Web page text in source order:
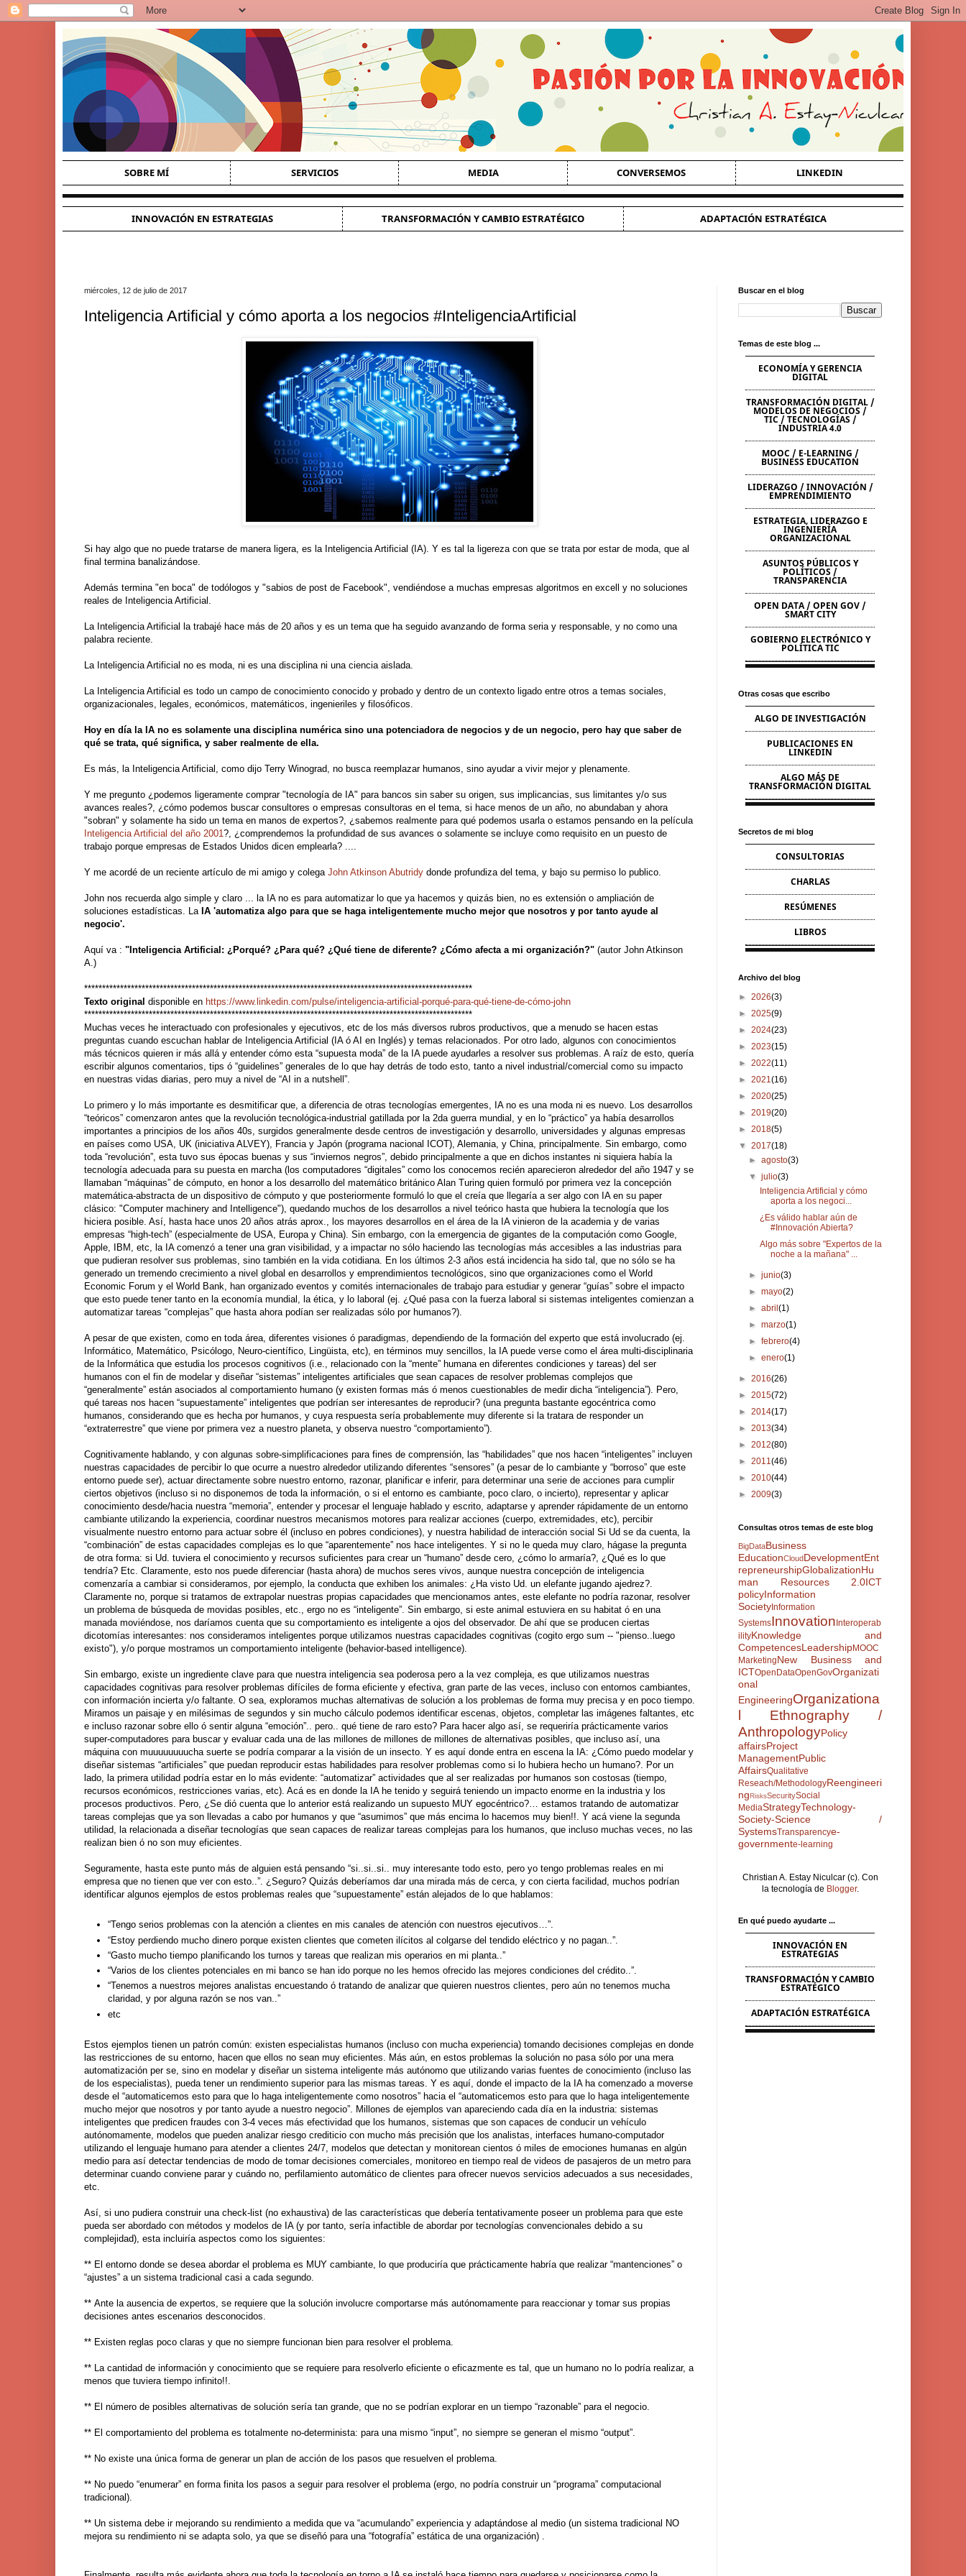
SOBRE MÍ SERVICIOS MEDIA CONVERSEMOS LINKEDIN
INNOVACIÓN EN ESTRATEGIAS TRANSFORMACIÓN Y CAMBIO ESTRATÉGICO ADAPTACIÓN ESTRATÉGICA
miércoles, 12 de julio de 2017
Inteligencia Artificial y cómo aporta a los negocios #InteligenciaArtificial
Si hay algo que no puede tratarse de manera ligera, es la Inteligencia Artificial (IA). Y es tal la ligereza con que se trata por estar de moda, que al
final termina banalizándose.
Además termina "en boca" de todólogos y "sabios de post de Facebook", vendiéndose a muchas empresas algoritmos en excell y no soluciones
reales de Inteligencia Artificial.
La Inteligencia Artificial la trabajé hace más de 20 años y es un tema que ha seguido avanzando de forma seria y responsable, y no como una
palabra reciente.
La Inteligencia Artificial no es moda, ni es una disciplina ni una ciencia aislada.
La Inteligencia Artificial es todo un campo de conocimiento conocido y probado y dentro de un contexto ligado entre otros a temas sociales,
organizacionales, legales, económicos, matemáticos, ingenieriles y filosóficos.
Hoy en día la IA no es solamente una disciplina numérica sino una potenciadora de negocios y de un negocio, pero hay que saber de
qué se trata, qué significa, y saber realmente de ella.
Es más, la Inteligencia Artificial, como dijo Terry Winograd, no busca reemplazar humanos, sino ayudar a vivir mejor y plenamente.
Y me pregunto ¿podemos ligeramente comprar "tecnología de IA" para bancos sin saber su origen, sus implicancias, sus limitantes y/o sus
avances reales?, ¿cómo podemos buscar consultores o empresas consultoras en el tema, si hace menos de un año, no abundaban y ahora
"sobran" y solamente ha sido un tema en manos de expertos?, ¿sabemos realmente para qué podemos usarla o estamos pensando en la película
Inteligencia Artificial del año 2001?, ¿comprendemos la profundidad de sus avances o solamente se incluye como requisito en un puesto de
trabajo porque empresas de Estados Unidos dicen emplearla? ....
Y me acordé de un reciente artículo de mi amigo y colega John Atkinson Abutridy donde profundiza del tema, y bajo su permiso lo publico.
John nos recuerda algo simple y claro ... la IA no es para automatizar lo que ya hacemos y quizás bien, no es extensión o ampliación de
soluciones estadísticas. La IA 'automatiza algo para que se haga inteligentemente mucho mejor que nosotros y por tanto ayude al
negocio'.
Aquí va : "Inteligencia Artificial: ¿Porqué? ¿Para qué? ¿Qué tiene de diferente? ¿Cómo afecta a mi organización?" (autor John Atkinson
A.)
************************************************************************************************************
Texto original disponible en https://www.linkedin.com/pulse/inteligencia-artificial-porqué-para-qué-tiene-de-cómo-john
************************************************************************************************************
Muchas veces he interactuado con profesionales y ejecutivos, etc de los más diversos rubros productivos, que a menudo se hacen estas
preguntas cuando escuchan hablar de Inteligencia Artificial (IA ó AI en Inglés) y temas relacionados. Por otro lado, algunos con conocimientos
más técnicos quieren ir más allá y entender cómo esta “supuesta moda” de la IA puede ayudarles a resolver sus problemas. A raíz de esto, quería
escribir algunos comentarios, tips ó “guidelines” generales de lo que hay detrás de todo esto, tanto a nivel industrial/comercial como su impacto
en nuestras vidas diarias, pero muy a nivel de “AI in a nutshell”.
Lo primero y lo más importante es desmitificar que, a diferencia de otras tecnologías emergentes, IA no es una moda ni es nuevo. Los desarrollos
“teóricos” comenzaron antes que la revolución tecnológica-industrial gatillada por la 2da guerra mundial, y en lo “práctico” ya había desarrollos
importantes a principios de los años 40s, surgidos generalmente desde centros de investigación y desarrollo, universidades y algunas empresas
en países como USA, UK (iniciativa ALVEY), Francia y Japón (programa nacional ICOT), Alemania, y China, principalmente. Sin embargo, como
toda “revolución”, esta tuvo sus épocas buenas y sus “inviernos negros”, debido principalmente a que en dichos instantes ni siquiera había la
tecnología adecuada para su puesta en marcha (los computadores “digitales” como los conocemos recién aparecieron alrededor del año 1947 y se
llamaban “máquinas” de cómputo, en honor a los desarrollo del matemático británico Alan Turing quien formuló por primera vez la concepción
matemática-abstracta de un dispositivo de cómputo y que posteriormente formuló lo que el creía que llegaría a ser algo con IA en su paper
clásico: "Computer machinery and Intelligence"), quedando muchos de los desarrollos a nivel teórico hasta que hubiera la tecnología que los
hiciera posible. Así, hasta hace unos 20 años atrás aprox., los mayores desarrollos en el área de la IA vinieron de la academia y de varias
empresas “high-tech” (especialmente de USA, Europa y China). Sin embargo, con la emergencia de gigantes de la computación como Google,
Apple, IBM, etc, la IA comenzó a tener una gran visibilidad, y a impactar no sólo haciendo las tecnologías más accesibles a las industrias para
que pudieran resolver sus problemas, sino también en la vida cotidiana. En los últimos 2-3 años está incidencia ha sido tal, que no sólo se ha
generado un tremendo crecimiento a nivel global en desarrollos y emprendimientos tecnológicos, sino que organizaciones como el World
Economic Forum y el World Bank, han organizado eventos y comités internacionales de trabajo para estudiar y generar “guías” sobre el impacto
que esto puede tener tanto en la economía mundial, la ética, y lo laboral (ej. ¿Qué pasa con la fuerza laboral si sistemas inteligentes comienzan a
automatizar tareas “complejas” que hasta ahora podían ser realizadas sólo por humanos?).
A pesar de que existen, como en toda área, diferentes visiones ó paradigmas, dependiendo de la formación del experto que está involucrado (ej.
Informático, Matemático, Psicólogo, Neuro-científico, Lingüista, etc), en términos muy sencillos, la IA puede verse como el área multi-disciplinaria
de la Informática que estudia los procesos cognitivos (i.e., relacionado con la “mente” humana en diferentes condiciones y tareas) del ser
humanos con el fin de modelar y diseñar “sistemas” inteligentes artificiales que sean capaces de resolver problemas complejos que
“generalmente” están asociados al comportamiento humano (y existen formas más ó menos cuestionables de medir dicha “inteligencia”). Pero,
qué tareas nos hacen “supuestamente” inteligentes que podrían ser interesantes de reproducir? (una pregunta bastante egocéntrica como
humanos, considerando que es hecha por humanos, y cuya respuesta sería probablemente muy diferente si la tratara de responder un
“extraterrestre” que viene por primera vez a nuestro planeta, y observa nuestro “comportamiento”).
Cognitivamente hablando, y con algunas sobre-simplificaciones para fines de comprensión, las “habilidades” que nos hacen “inteligentes” incluyen
nuestras capacidades de percibir lo que ocurre a nuestro alrededor utilizando diferentes “sensores” (a pesar de lo cambiante y “borroso” que este
entorno puede ser), actuar directamente sobre nuestro entorno, razonar, planificar e inferir, para determinar una serie de acciones para cumplir
ciertos objetivos (incluso si no disponemos de toda la información, o si el entorno es cambiante, poco claro, o incierto), representar y aplicar
conocimiento desde/hacia nuestra “memoria”, entender y procesar el lenguaje hablado y escrito, adaptarse y aprender rápidamente de un entorno
cambiante utilizando la experiencia, coordinar nuestros mecanismos motores para realizar acciones (cuerpo, extremidades, etc), percibir
visualmente nuestro entorno para actuar sobre él (incluso en pobres condiciones), y nuestra habilidad de interacción social Si Ud se da cuenta, la
“combinación” de estas capacidades complejas es lo que “aparentemente” nos hace inteligentes. Y si no le queda muy claro, hágase la pregunta
de otra forma: si Ud. tuviera el conocimiento y recursos suficientes para crear un “humano” desde cero, ¿cómo lo armaría?, ¿Qué es lo que
tendría? Etc. Claramente, esto nos puede diferenciar (hasta ahora) de muchos seres vivos, aunque nuestra concepción de inteligencia
comenzaría a cambiar si consideramos, por ejemplo, la conducta que exhiben los animales: ¿Ha visto Ud. un elefante jugando ajedrez?.
Claramente no, porque si tratamos de extrapolar nuestras propias capacidades que mencionamos antes, este elefante no podría razonar, resolver
un problema de búsqueda de movidas posibles, etc., ergo no es “inteligente”. Sin embargo, si este animal estuviera en su habitat ó en una
manada moviéndose, nos daríamos cuenta que su comportamiento es inteligente a ojos del observador. De ahí que se producen ciertas
dicotomías interesantes: nos consideramos inteligentes porque utilizamos nuestras capacidades cognitivas (cogito ergo sum -- "pienso..luego
existo"), y/o porque mostramos un comportamiento inteligente (behavior-based intelligence).
Sin embargo, existe un ingrediente clave para que nuestra inteligencia sea poderosa pero a la vez compleja, es que utilizamos nuestras
capacidades cognitivas para resolver problemas difíciles de forma eficiente y efectiva, gran parte de las veces, incluso con entornos cambiantes,
con información incierta y/o faltante. O sea, exploramos muchas alternativas de solución a los problemas de forma muy precisa y en poco tiempo.
Miramos un paisaje y en milésimas de segundos y sin mucho cálculo podemos identificar escenas, objetos, completar las imágenes faltantes, etc
e incluso razonar sobre ello ó sentir alguna “emoción”.. pero.. qué tiene de raro esto? Para hacer algo así, se requeriría prácticamente varios
super-computadores para buscar y evaluar cada una de las millones de millones de millones de alternativas posibles, que incluso así, una
máquina con muuuuuuuucha suerte se podría comparar a la visión de un insecto. Y es aquí donde entra en escena la IA: ¿Cómo puedo modelar y
diseñar sistemas “artificiales” que puedan reproducir estas habilidades para resolver problemas como si lo hubiera hecho un humano?. Por un
lado, la primera utilidad podría estar en lo más evidente: “automatizar” actividades que al ser realizadas por humanos son costosas (tiempo,
recursos económicos, restricciones varias, etc). Acá es en donde la IA he tenido y seguirá teniendo un impacto enorme en la industria y los
procesos productivos. Pero, ¿Se dió cuenta que lo anterior está realizando un supuesto MUY egocéntrico?… estamos tratando de automatizar
tareas complejas que ya son llevadas a cabo por humanos y que “asumimos” que más encima lo hacemos muy bien!!. Y acá viene la segunda
utilidad, la relacionada a diseñar tecnologías que sean capaces de realizar tareas complejas para los humanos, que incluso muchas veces, no las
realizan bien ó no son muy eficientes.
Seguramente, hasta este punto más de alguien está pensando “si..si..si.. muy interesante todo esto, pero yo tengo problemas reales en mi
empresa que no tienen que ver con esto..”. ¿Seguro? Quizás deberíamos dar una mirada más de cerca, y con cierta facilidad, muchos podrían
identificar algunos ejemplos de estos problemas reales que “supuestamente” están alejados de lo que hablamos:
“Tengo serios problemas con la atención a clientes en mis canales de atención con nuestros ejecutivos…”.
“Estoy perdiendo mucho dinero porque existen clientes que cometen ilícitos al colgarse del tendido eléctrico y no pagan..”.
“Gasto mucho tiempo planificando los turnos y tareas que realizan mis operarios en mi planta..”
“Varios de los clientes potenciales en mi banco se han ido porque no les hemos ofrecido las mejores condiciones del crédito..”.
“Tenemos a nuestros mejores analistas encuestando ó tratando de analizar que quieren nuestros clientes, pero aún no tenemos mucha
claridad, y por alguna razón se nos van..”
etc
Estos ejemplos tienen un patrón común: existen especialistas humanos (incluso con mucha experiencia) tomando decisiones complejas en donde
las restricciones de su entorno, hacen que ellos no sean muy eficientes. Más aún, en estos problemas la solución no pasa sólo por una mera
automatización per se, sino en modelar y diseñar un sistema inteligente más autónomo que utilizando varias fuentes de conocimiento (incluso las
de los especialistas), pueda tener un rendimiento superior para las mismas tareas. Y es aquí, donde el impacto de la IA ha comenzado a moverse
desde el “automaticemos esto para que lo haga inteligentemente como nosotros” hacia el “automaticemos esto para que lo haga inteligentemente
mucho mejor que nosotros y por tanto ayude a nuestro negocio”. Millones de ejemplos van apareciendo cada día en la industria: sistemas
inteligentes que predicen fraudes con 3-4 veces más efectividad que los humanos, sistemas que son capaces de conducir un vehículo
autónomamente, modelos que pueden analizar riesgo crediticio con mucho más precisión que los analistas, interfaces humano-computador
utilizando el lenguaje humano para atender a clientes 24/7, modelos que detectan y monitorean cientos ó miles de emociones humanas en algún
medio para así detectar tendencias de modo de tomar decisiones comerciales, monitoreo en tiempo real de videos de pasajeros de un metro para
determinar cuando conviene parar y cuándo no, perfilamiento automático de clientes para ofrecer nuevos servicios adecuados a sus necesidades,
etc.
Así, si uno pudiera construir una check-list (no exhaustiva) de las características que debería tentativamente poseer un problema para que este
pueda ser abordado con métodos y modelos de IA (y por tanto, sería infactible de abordar por tecnologías convencionales debido a su
complejidad), esta incluiría aspectos como los siguientes:
** El entorno donde se desea abordar el problema es MUY cambiante, lo que produciría que prácticamente habría que realizar “mantenciones” o
“ajustes” a un sistema tradicional casi a cada segundo.
** Ante la ausencia de expertos, se requiere que la solución involucre comportarse más autónomamente para reaccionar y tomar sus propias
decisiones antes escenarios desconocidos.
** Existen reglas poco claras y que no siempre funcionan bien para resolver el problema.
** La cantidad de información y conocimiento que se requiere para resolverlo eficiente o eficazmente es tal, que un humano no lo podría realizar, a
menos que tuviera tiempo infinito!!.
** El número de posibles alternativas de solución sería tan grande, que no se podrían explorar en un tiempo “razonable” para el negocio.
** El comportamiento del problema es totalmente no-determinista: para una mismo “input”, no siempre se generan el mismo “output”.
** No existe una única forma de generar un plan de acción de los pasos que resuelven el problema.
** No puedo “enumerar” en forma finita los pasos a seguir para resolver el problema (ergo, no podría construir un “programa” computacional
tradicional).
** Un sistema debe ir mejorando su rendimiento a medida que va “acumulando” experiencia y adaptándose al medio (un sistema tradicional NO
mejora su rendimiento ni se adapta solo, ya que se diseñó para una “fotografía” estática de una organización) .
Buscar en el blog
Temas de este blog ...
ECONOMÍA Y GERENCIA
DIGITAL
TRANSFORMACIÓN DIGITAL /
MODELOS DE NEGOCIOS /
TIC / TECNOLOGÍAS /
INDUSTRIA 4.0
MOOC / E-LEARNING /
BUSINESS EDUCATION
LIDERAZGO / INNOVACIÓN /
EMPRENDIMIENTO
ESTRATEGIA, LIDERAZGO E
INGENIERÍA
ORGANIZACIONAL
ASUNTOS PÚBLICOS Y
POLÍTICOS /
TRANSPARENCIA
OPEN DATA / OPEN GOV /
SMART CITY
GOBIERNO ELECTRÓNICO Y
POLÍTICA TIC
Otras cosas que escribo
ALGO DE INVESTIGACIÓN
PUBLICACIONES EN
LINKEDIN
ALGO MÁS DE
TRANSFORMACIÓN DIGITAL
Secretos de mi blog
CONSULTORIAS
CHARLAS
RESÚMENES
LIBROS
Archivo del blog
► 2026(3)
► 2025(9)
► 2024(23)
► 2023(15)
► 2022(11)
► 2021(16)
► 2020(25)
► 2019(20)
► 2018(5)
▼ 2017(18)
►agosto(3)
▼julio(3)
Inteligencia Artificial y cómo
aporta a los negoci...
¿Es válido hablar aún de
#Innovación Abierta?
Algo más sobre "Expertos de la
noche a la mañana" ...
►junio(3)
►mayo(2)
►abril(1)
►marzo(1)
►febrero(4)
►enero(1)
► 2016(26)
► 2015(72)
► 2014(17)
► 2013(34)
► 2012(80)
► 2011(46)
► 2010(44)
► 2009(3)
Consultas otros temas de este blog
BigDataBusiness
EducationCloudDevelopmentEnt
repreneurshipGlobalizationHu
man Resources 2.0ICT
policyInformation
Society Information
SystemsInnovation Interoperab
ilityKnowledge and
CompetencesLeadershipMOOC
MarketingNew Business and
ICTOpenDataOpenGovOrganizati
onal
EngineeringOrganizationa
l Ethnography /
AnthropologyPolicy
affairsProject
ManagementPublic
AffairsQualitative
Reseach/MethodologyReengineeri
ngRisksSecuritySocial
MediaStrategyTechnology-
Society-Science /
SystemsTransparencye-
governmente-learning
Christian A. Estay Niculcar (c). Con
la tecnología de Blogger.
En qué puedo ayudarte ...
INNOVACIÓN EN
ESTRATEGIAS
TRANSFORMACIÓN Y CAMBIO
ESTRATÉGICO
ADAPTACIÓN ESTRATÉGICA